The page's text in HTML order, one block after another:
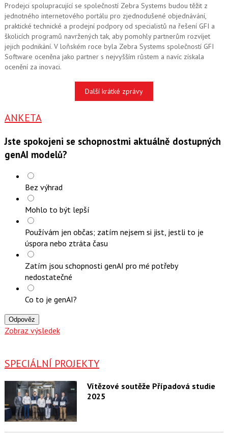
Prodejci spolupracující se společností Zebra Systems budou těžit z
jednotného internetového portálu pro zjednodušené objednávání,
praktické technické a prodejní podpory od specialistů na řešení GFI a
školicích programů navržených tak, aby pomohly partnerům rozvíjet
jejich podnikání. V loňském roce byla Zebra Systems společností GFI
Software oceněna jako partner s nejvyšším růstem a navíc získala
ocenění za inovaci.
Další krátké zprávy
ANKETA
Jste spokojeni se schopnostmi aktuálně dostupných
genAI modelů?
Bez výhrad
Mohlo to být lepší
Používám jen občas; zatím nejsem si jist, jestli to je
úspora nebo ztráta času
Zatím jsou schopnosti genAI pro mé potřeby
nedostatečné
Co to je genAI?
Odpověz
Zobraz výsledek
SPECIÁLNÍ PROJEKTY
Vítězové soutěže Případová studie
2025